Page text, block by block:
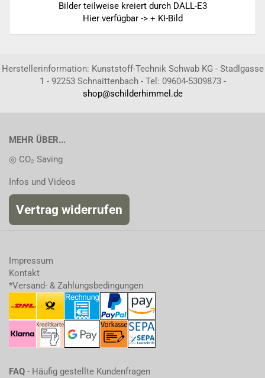
Bilder teilweise kreiert durch DALL-E3
Hier verfügbar -> + KI-Bild
Herstellerinformation: Kunststoff-Technik Schwab KG - Stadlgasse
1 - 92253 Schnaittenbach - Tel: 09604-5309873 -
shop@schilderhimmel.de
MEHR ÜBER...
◎ CO₂ Saving
Infos und Videos
Vertrag widerrufen
Impressum
Kontakt
*Versand- & Zahlungsbedingungen
FAQ - Häufig gestellte Kundenfragen